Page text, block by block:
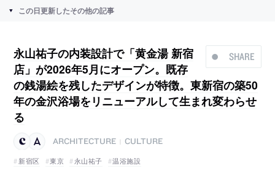
この日更新したその他の記事
SHARE
永山祐子の内装設計で「黄金湯 新宿
店」が2026年5月にオープン。既存
の銭湯絵を残したデザインが特徴。東新宿の築50
年の金沢浴場をリニューアルして生まれ変わらせ
る
ARCHITECTURE
CULTURE
新宿区
東京 永山祐子 温浴施設